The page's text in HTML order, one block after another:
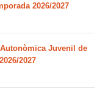
2026/2027
Juvenil de
2027